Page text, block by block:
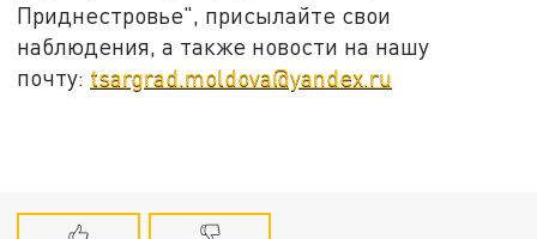
Приднестровье", присылайте свои
наблюдения, а также новости на нашу
почту: tsargrad.moldova@yandex.ru